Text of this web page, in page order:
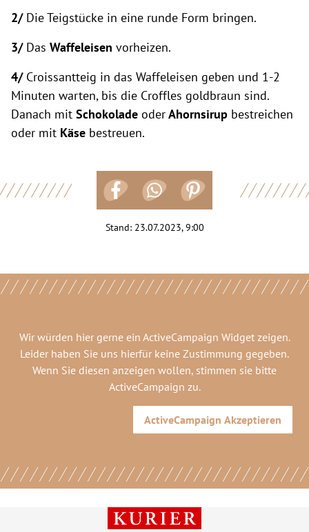
2/ Die Teigstücke in eine runde Form bringen.
3/Das Waffeleisen vorheizen.
4/Croissantteig in das Waffeleisen geben und 1-2
Minuten warten, bis die Croffles goldbraun sind.
Danach mit Schokolade oderAhornsirup bestreichen
oder mit Käse bestreuen.
Stand: 23.07.2023, 9:00
Wir würden hier gerne ein ActiveCampaign Widgetzeigen.
Leider haben Sie uns hierfür keine Zustimmung gegeben.
Wenn Sie diesen anzeigen wollen, stimmen sie bitte
ActiveCampaign zu.
ActiveCampaign Akzeptieren